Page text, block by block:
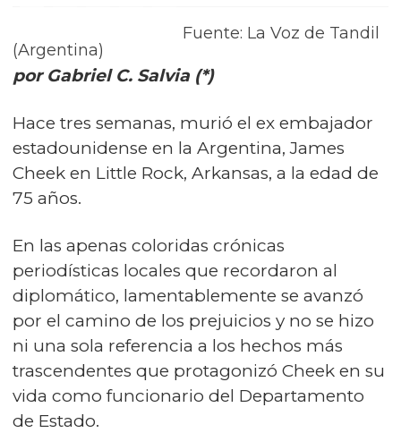
Fuente: La Voz de Tandil
(Argentina)
por Gabriel C. Salvia (*)
Hace tres semanas, murió el ex embajador
estadounidense en la Argentina, James
Cheek en Little Rock, Arkansas, a la edad de
75 años.
En las apenas coloridas crónicas
periodísticas locales que recordaron al
diplomático, lamentablemente se avanzó
por el camino de los prejuicios y no se hizo
ni una sola referencia a los hechos más
trascendentes que protagonizó Cheek en su
vida como funcionario del Departamento
de Estado.